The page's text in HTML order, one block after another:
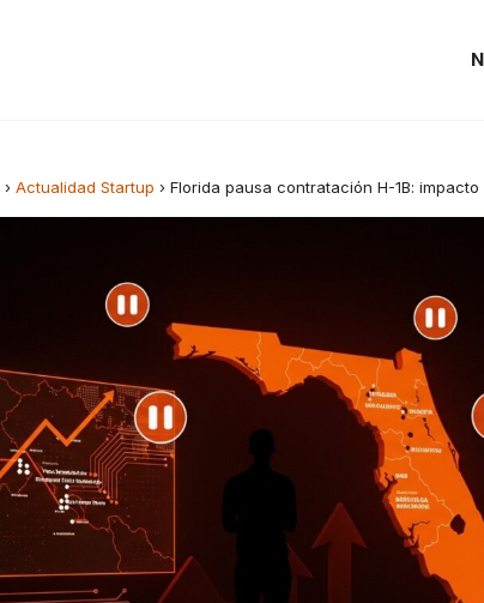
› Actualidad Startup › Florida pausa contratación H-1B: